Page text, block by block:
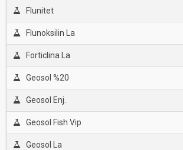
Flunitet
Flunoksilin La
Forticlina La
Geosol %20
Geosol Enj.
Geosol Fish Vip
Geosol La